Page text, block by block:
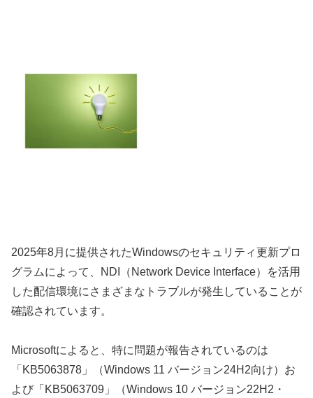
2025年8月に提供されたWindowsのセキュリティ更新プロ
グラムによって、NDI（Network Device Interface）を活用
した配信環境にさまざまなトラブルが発生していることが
確認されています。
Microsoftによると、特に問題が報告されているのは
「KB5063878」（Windows 11 バージョン24H2向け）お
よび「KB5063709」（Windows 10 バージョン22H2・